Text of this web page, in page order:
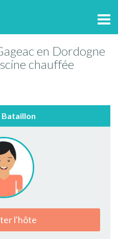
en Dordogne
chauffée
Bataillon
l'hôte